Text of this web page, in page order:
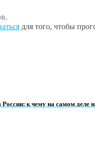
для того, чтобы
к чему на самом деле